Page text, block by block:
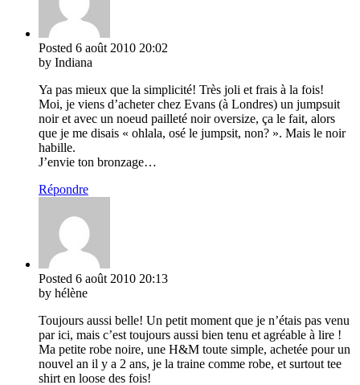
Posted 6 août 2010 20:02
by Indiana
Ya pas mieux que la simplicité! Très joli et frais à la fois!
Moi, je viens d’acheter chez Evans (à Londres) un jumpsuit
noir et avec un noeud pailleté noir oversize, ça le fait, alors
que je me disais « ohlala, osé le jumpsit, non? ». Mais le noir
habille.
J’envie ton bronzage…
Répondre
Posted 6 août 2010 20:13
by hélène
Toujours aussi belle! Un petit moment que je n’étais pas venu
par ici, mais c’est toujours aussi bien tenu et agréable à lire !
Ma petite robe noire, une H&M toute simple, achetée pour un
nouvel an il y a 2 ans, je la traine comme robe, et surtout tee
shirt en loose des fois!